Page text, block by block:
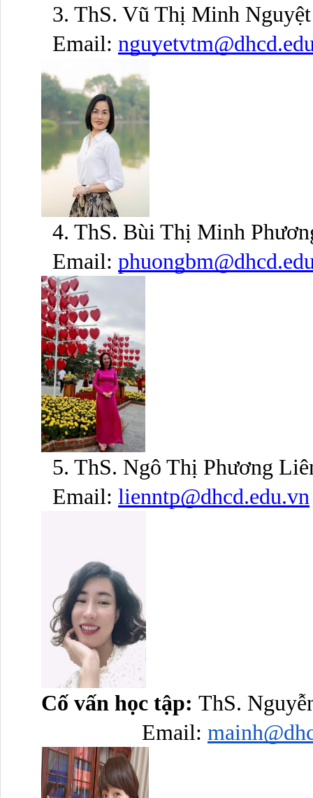
3. ThS. Vũ Thị Minh Nguyệt
Email:
4. ThS. Bùi Thị Minh
Email:
5. ThS. Ngô Thị Phương
Email: lienntp@dhcd.edu.vn
Cố vấn học tập: ThS.
Email: